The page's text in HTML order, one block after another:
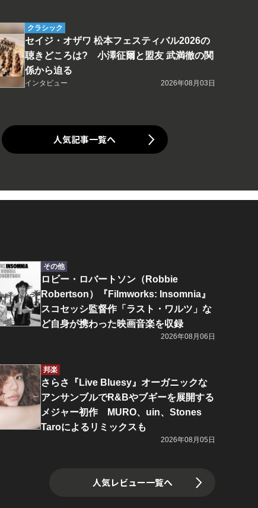
クラシック
セイジ・オザワ 松本フェスティバル2026の
聴きどころは? 小澤征爾と盟友 武満徹の関
係から迫る
インタビュー 2026年08月03日
人気記事一覧へ
その他
ロビー・ロバートソン（Robbie
Robertson）『Filmworks: Insomnia』
スコセッシ監督作「ラスト・ワルツ」な
ど自身が携わった映画音楽を収録
2026年08月06日
邦楽
さらさ『Live Bluesy』オーガニックな
アンサンブルでR&Bやブギーを展開する
メジャー初作 MURO、uin、Stones
Taroによるリミックスも
2026年08月05日
人気レビュー一覧へ